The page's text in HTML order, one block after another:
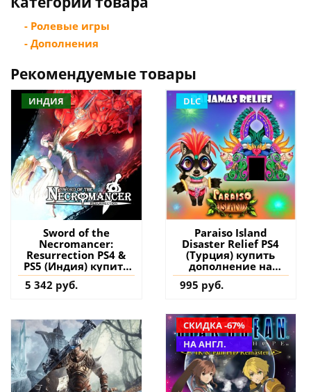
- Ролевые игры
- Дополнения
Рекомендуемые товары
ИНДИЯ
Sword of the
Necromancer:
Resurrection PS4 &
PS5 (Индия) купить
игру на аккаунт
5 342 руб.
DLC
Paraiso Island
Disaster Relief PS4
(Турция) купить
дополнение на
аккаунт
995 руб.
СКИДКА -67%
НА АНГЛ.